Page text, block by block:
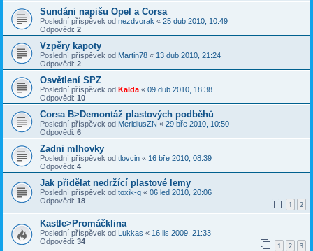
Sundáni napišu Opel a Corsa
Poslední příspěvek od nezdvorak « 25 dub 2010, 10:49
Odpovědi: 2
Vzpěry kapoty
Poslední příspěvek od Martin78 « 13 dub 2010, 21:24
Odpovědi: 2
Osvětlení SPZ
Poslední příspěvek od Kalda « 09 dub 2010, 18:38
Odpovědi: 10
Corsa B>Demontáž plastových podběhů
Poslední příspěvek od MeridiusZN « 29 bře 2010, 10:50
Odpovědi: 6
Zadni mlhovky
Poslední příspěvek od tlovcin « 16 bře 2010, 08:39
Odpovědi: 4
Jak přidělat nedržící plastové lemy
Poslední příspěvek od toxik-q « 06 led 2010, 20:06
Odpovědi: 18 1 2
Kastle>Promáčklina
Poslední příspěvek od Lukkas « 16 lis 2009, 21:33
Odpovědi: 34 1 2 3